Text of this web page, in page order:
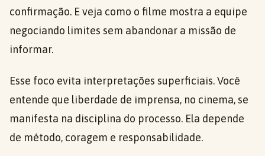
confirmação. E veja como o filme mostra a equipe
negociando limites sem abandonar a missão de
informar.
Esse foco evita interpretações superficiais. Você
entende que liberdade de imprensa, no cinema, se
manifesta na disciplina do processo. Ela depende
de método, coragem e responsabilidade.